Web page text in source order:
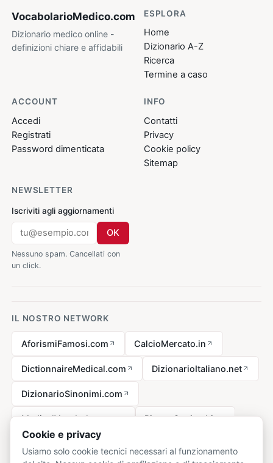
VocabolarioMedico.com
Dizionario medico online -
definizioni chiare e affidabili
ESPLORA
Home
Dizionario A-Z
Ricerca
Termine a caso
ACCOUNT
Accedi
Registrati
Password dimenticata
INFO
Contatti
Privacy
Cookie policy
Sitemap
NEWSLETTER
Iscriviti agli aggiornamenti
OK
Nessuno spam. Cancellati con
un click.
IL NOSTRO NETWORK
AforismiFamosi.com CalcioMercato.in
DictionnaireMedical.com DizionarioItaliano.net
DizionarioSinonimi.com
MedicalVocabulary.org RicetteCucina.biz
Cookie e privacy
Usiamo solo cookie tecnici necessari al funzionamento